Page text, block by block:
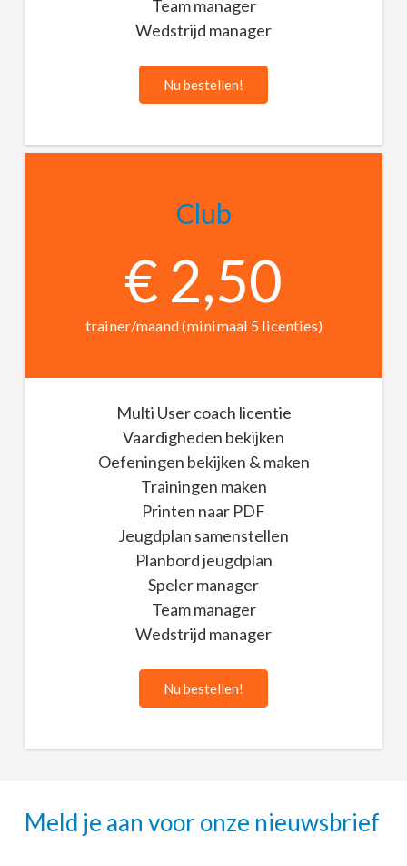
Team manager
Wedstrijd manager
Nu bestellen!
Club
€ 2,50
trainer/maand (minimaal 5 licenties)
Multi User coach licentie
Vaardigheden bekijken
Oefeningen bekijken & maken
Trainingen maken
Printen naar PDF
Jeugdplan samenstellen
Planbord jeugdplan
Speler manager
Team manager
Wedstrijd manager
Nu bestellen!
Meld je aan voor onze nieuwsbrief